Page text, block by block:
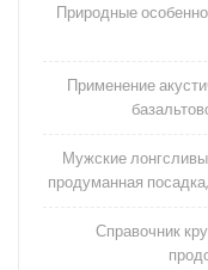
Природные
Применение
Мужские
продуманная
Справочник